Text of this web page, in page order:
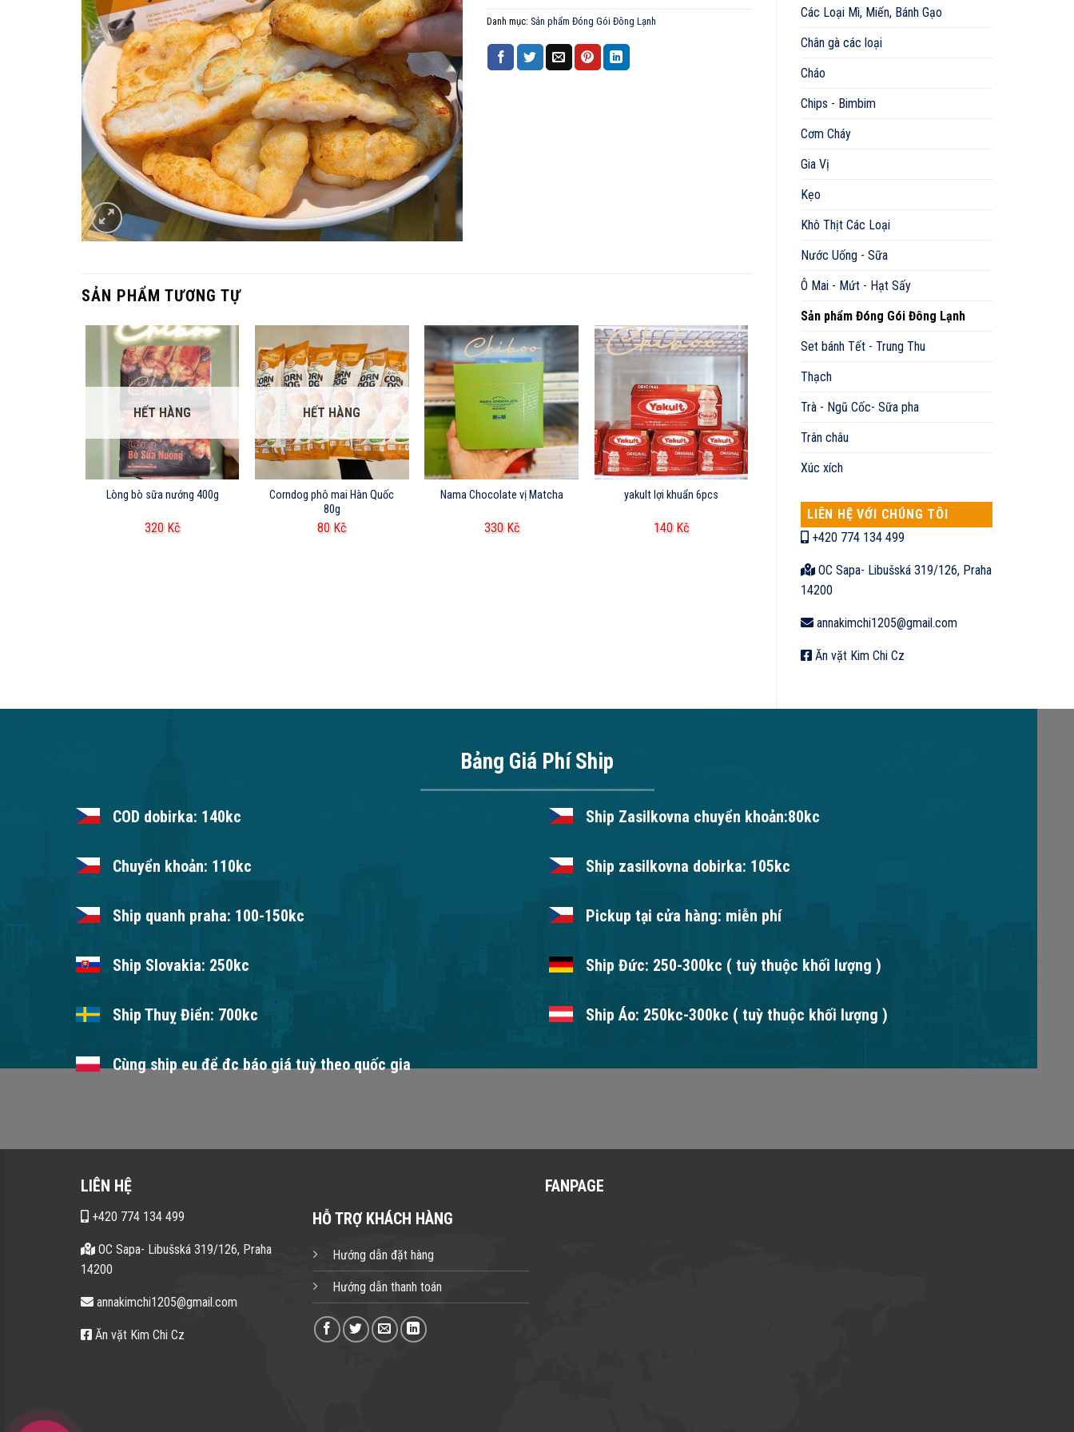
Các Loại Mì, Miến, Bánh Gạo
Chân gà các loại
Cháo
Chips - Bimbim
Cơm Cháy
Gia Vị
Kẹo
Khô Thịt Các Loại
Nước Uống - Sữa
Ô Mai - Mứt - Hạt Sấy
Sản phẩm Đóng Gói Đông Lạnh
Set bánh Tết - Trung Thu
Thạch
Trà - Ngũ Cốc- Sữa pha
Trân châu
Xúc xích
LIÊN HỆ VỚI CHÚNG TÔI
+420 774 134 499
OC Sapa- Libušská 319/126, Praha
14200
annakimchi1205@gmail.com
Ăn vặt Kim Chi Cz
Danh mục: Sản phẩm Đóng Gói Đông Lạnh
SẢN PHẨM TƯƠNG TỰ
HẾT HÀNG
Lòng bò sữa nướng 400g
320 Kč
HẾT HÀNG
Corndog phô mai Hàn Quốc
80g
80 Kč
Nama Chocolate vị Matcha
330 Kč
yakult lợi khuẩn 6pcs
140 Kč
Bảng Giá Phí Ship
COD dobirka: 140kc Ship Zasilkovna chuyển khoản:80kc
Chuyển khoản: 110kc Ship zasilkovna dobirka: 105kc
Ship quanh praha: 100-150kc Pickup tại cửa hàng: miễn phí
Ship Slovakia: 250kc Ship Đức: 250-300kc ( tuỳ thuộc khối lượng )
Ship Thuỵ Điển: 700kc Ship Áo: 250kc-300kc ( tuỳ thuộc khối lượng )
Cùng ship eu để đc báo giá tuỳ theo quốc gia
LIÊN HỆ
+420 774 134 499
OC Sapa- Libušská 319/126, Praha
14200
annakimchi1205@gmail.com
Ăn vặt Kim Chi Cz
HỖ TRỢ KHÁCH HÀNG
Hướng dẫn đặt hàng
Hướng dẫn thanh toán
FANPAGE